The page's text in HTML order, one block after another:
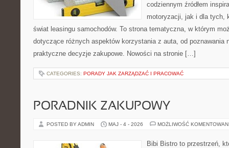
codziennym źródłem
motoryzacji, jak i dla tych,
świat leasingu samochodów. To strona tematyczna, w którym
dotyczące różnych aspektów korzystania z auta, od poznawania
praktyczne decyzje zakupowe. Nowości na stronie […]
CATEGORIES: PORADY JAK ZARZĄDZAĆ I PRACOWAĆ
PORADNIK ZAKUPOWY
POSTED BY ADMIN MAJ - 4 - 2026 MOŻLIWOŚĆ
Bibi Bistro to przestrzeń,